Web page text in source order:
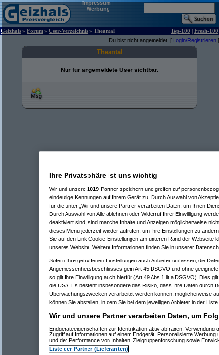
Impressum|
Werbung
Geizhals » Forum » User-Verzeichnis » Theantal Top-100 | Fresh-100
Du bist nicht angemeldet. [ Login/Registrieren ]
Theantal
Nur für angemeldete User sichtbar.
Ihre Privatsphäre ist uns wichtig
Wir und unsere 1019-Partner speichern und greifen auf
eindeutige Kennungen auf Ihrem Gerät zu. Durch Auswahl von
für die unter „Wir und unsere Partner verarbeiten Daten, um Ihnen
Durch Auswahl von Alle ablehnen oder Widerruf Ihrer Einwilligung
deaktiviert sind, sind manche Inhalte und Anzeigen möglicherweise
dieses Menü jederzeit wieder aufrufen, um Ihre Einstellungen zu
Sie auf den Link Cookie-Einstellungen am unteren Rand der Webseite
unseres Website. Weitere Informationen finden Sie in unserer
Sofern Ihre getroffenen Einstellungen auch Anbieter umfassen, die
Angemessenheitsbeschlusses gem Art 45 DSGVO und ohne
so gilt Ihre Einwilligung auch hierfür (Art 49 Abs 1 lit a DSGVO). Dies
die USA. Es besteht insbesondere das Risiko, dass Ihre Daten durch
Überwachungszwecken verarbeitet werden können, möglicherweise
können Sie abstellen, in dem Sie bei dem jeweiligen Anbieter in der
Wir und unsere Partner verarbeiten Daten, um
Endgeräteeigenschaften zur Identifikation aktiv abfragen. Verwendung
Zugriff auf Informationen auf einem Endgerät. Personalisierte Werbung
und der Performance von Inhalten, Zielgruppenforschung sowie
Liste der Partner (Lieferanten)